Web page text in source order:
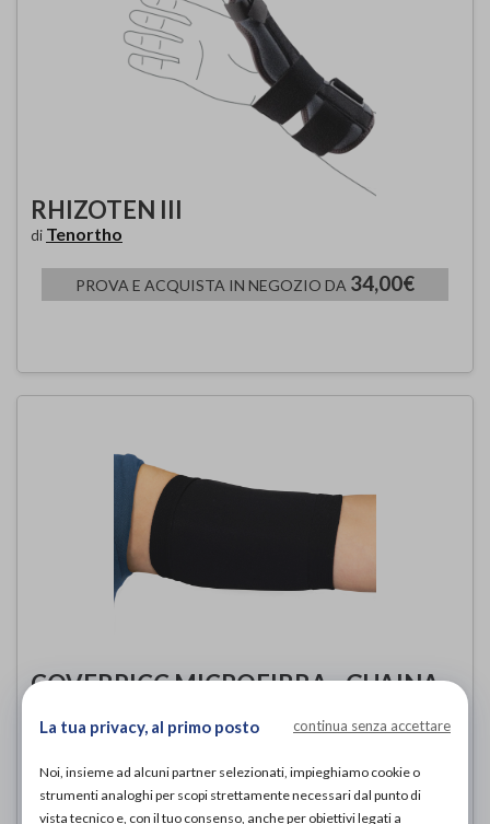
RHIZOTEN III
di Tenortho
PROVA E ACQUISTA IN NEGOZIO DA 34,00€
COVERPICC MICROFIBRA - GUAINA
diIF Medical - Linphelle
PROVA E ACQUISTA IN NEGOZIO DA24,00€
La tua privacy, al primo posto continua senza accettare
Noi, insieme ad alcuni partner selezionati, impieghiamo cookie o
strumenti analoghi per scopi strettamente necessari dal punto di
vista tecnico e, con il tuo consenso, anche per obiettivi legati a